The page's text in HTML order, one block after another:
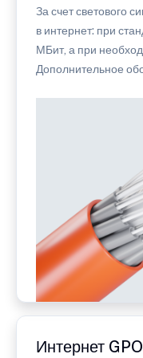
За счет светового
в интернет: при
МБит, а при
Дополнительное
Интернет